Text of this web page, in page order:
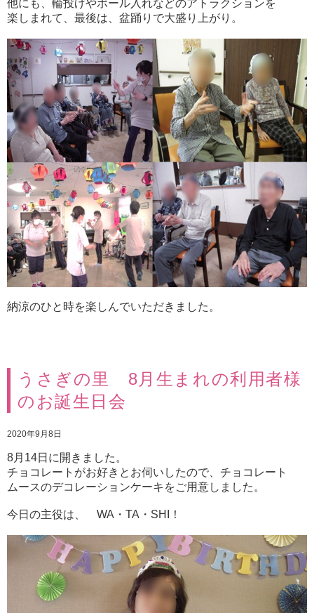
他にも、輪投げやボール入れなどのアトラクションを
楽しまれて、最後は、盆踊りで大盛り上がり。
納涼のひと時を楽しんでいただきました。
うさぎの里 8月生まれの利用者様
のお誕生日会
2020年9月8日
8月14日に開きました。
チョコレートがお好きとお伺いしたので、チョコレート
ムースのデコレーションケーキをご用意しました。
今日の主役は、 WA・TA・SHI！